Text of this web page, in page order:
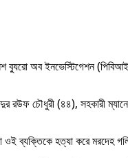
ব্যুরো অব ইনভেস্টিগেশন
রউফ চৌধুরী (৪৪), সহকারী
ওই ব্যক্তিকে হত্যা করে মরদেহ